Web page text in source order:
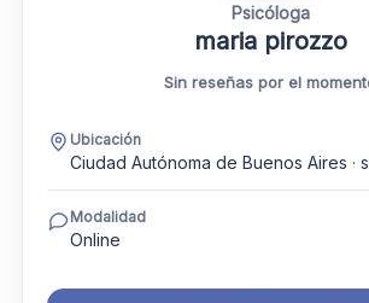
Psicóloga
maria pirozzo
Sin reseñas por el
Ubicación
Ciudad Autónoma de Buenos Aires ·
Modalidad
Online